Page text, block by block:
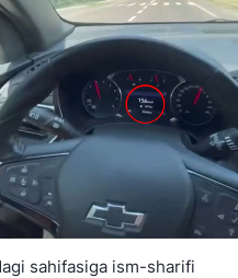
sahifasiga ism-sharifi